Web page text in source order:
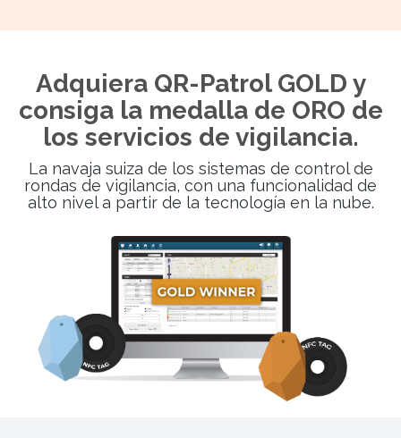
Adquiera QR-Patrol GOLD y
consiga la medalla de ORO de
los servicios de vigilancia.
La navaja suiza de los sistemas de control de
rondas de vigilancia, con una funcionalidad de
alto nivel a partir de la tecnología en la nube.